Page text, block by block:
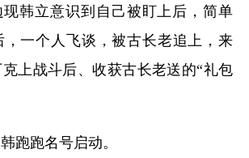
韩立意识到自己被盯上后，简单
，一个人飞谈，被古长老追上，来
上战斗后、收获古长老送的“礼包
跑跑名号启动。